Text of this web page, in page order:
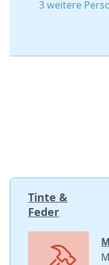
3 weitere
Tinte &
Feder